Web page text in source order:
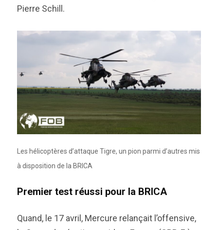
Pierre Schill.
Les hélicoptères d’attaque Tigre, un pion parmi d’autres mis
à disposition de la BRICA
Premier test réussi pour la BRICA
Quand, le 17 avril, Mercure relançait l’offensive,